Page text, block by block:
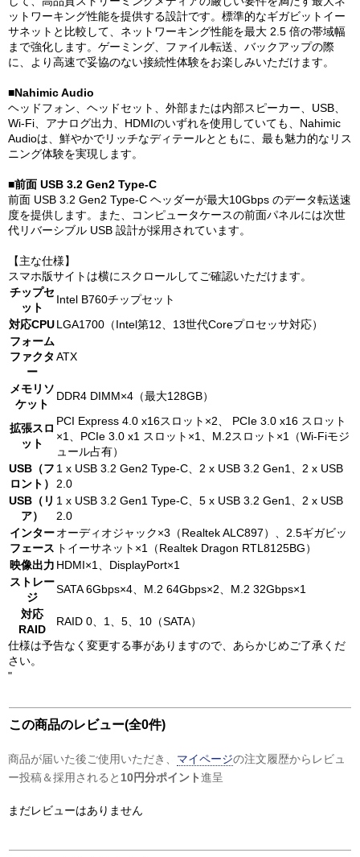
ットワーキング性能を提供する設計です。標準的なギガビットイー
サネットと比較して、ネットワーキング性能を最大 2.5 倍の帯域幅
まで強化します。ゲーミング、ファイル転送、バックアップの際
に、より高速で妥協のない接続性体験をお楽しみいただけます。
■Nahimic Audio
ヘッドフォン、ヘッドセット、外部または内部スピーカー、USB、
Wi-Fi、アナログ出力、HDMIのいずれを使用していても、Nahimic
Audioは、鮮やかでリッチなディテールとともに、最も魅力的なリス
ニング体験を実現します。
■前面 USB 3.2 Gen2 Type-C
前面 USB 3.2 Gen2 Type-C ヘッダーが最大10Gbps のデータ転送速
度を提供します。また、コンピュータケースの前面パネルには次世
代リバーシブル USB 設計が採用されています。
【主な仕様】
スマホ版サイトは横にスクロールしてご確認いただけます。
チップセ
ット
Intel B760チップセット
対応CPULGA1700（Intel第12、13世代Coreプロセッサ対応）
フォーム
ファクタ
ー
ATX
メモリソ
ケット
DDR4 DIMM×4（最大128GB）
拡張スロ
ット
PCI Express 4.0 x16スロット×2、 PCIe 3.0 x16 スロット
×1、PCIe 3.0 x1 スロット×1、M.2スロット×1（Wi-Fiモジ
ュール占有）
USB（フ
ロント）
1 x USB 3.2 Gen2 Type-C、2 x USB 3.2 Gen1、2 x USB
2.0
USB（リ
ア）
1 x USB 3.2 Gen1 Type-C、5 x USB 3.2 Gen1、2 x USB
2.0
インター
フェース
オーディオジャック×3（Realtek ALC897）、2.5ギガビッ
トイーサネット×1（Realtek Dragon RTL8125BG）
映像出力 HDMI×1、DisplayPort×1
ストレー
ジ
SATA 6Gbps×4、M.2 64Gbps×2、M.2 32Gbps×1
対応
RAID
RAID 0、1、5、10（SATA）
仕様は予告なく変更する事がありますので、あらかじめご了承くだ
さい。
"
この商品のレビュー(全0件)
商品が届いた後ご使用いただき、 マイページの注文履歴からレビュ
ー投稿＆採用されると 10円分ポイント進呈
まだレビューはありません